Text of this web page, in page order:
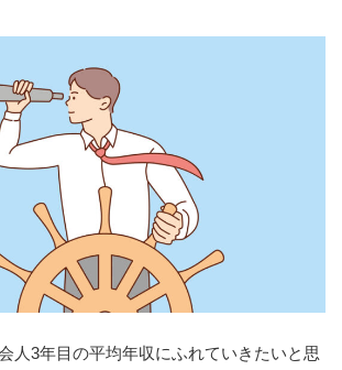
人3年目の平均年収にふれていきたいと思